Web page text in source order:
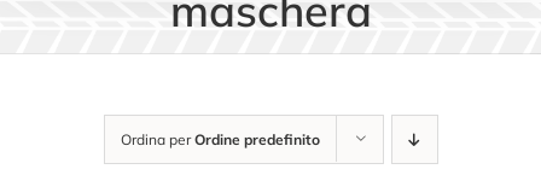
Ordina perOrdine predefinito